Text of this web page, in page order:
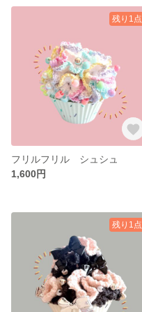
残り1点
フリルフリル シュシュ
1,600円
残り1点